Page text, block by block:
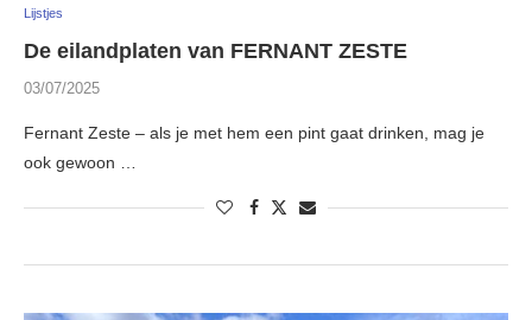
Lijstjes
De eilandplaten van FERNANT ZESTE
03/07/2025
Fernant Zeste – als je met hem een pint gaat drinken, mag je
ook gewoon …